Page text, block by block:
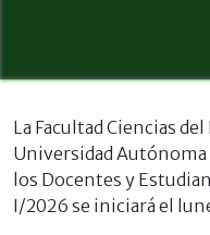
La Facultad Ciencias
Universidad
los Docentes y
I/2026 se iniciará el